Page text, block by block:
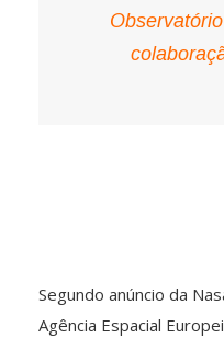
Segundo anúncio da
Agência Espacial